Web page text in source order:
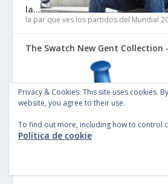
la…
la par que ves los partidos del Mundial
The Swatch New Gent Collection
Privacy & Cookies: This site uses cookies.
website, you agree to their use.
To find out more, including how to control
Política de cookie